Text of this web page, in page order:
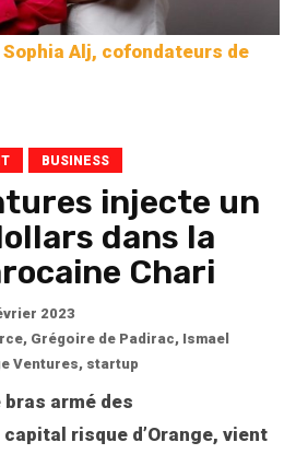
Alj, cofondateurs de
BUSINESS
injecte un
dans la
Chari
2023
, Grégoire de Padirac, Ismael
Ventures, startup
armé des
risque d’Orange, vient